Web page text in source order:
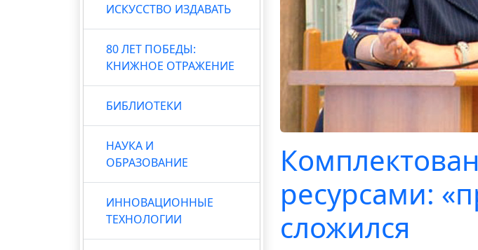
ИСКУССТВО ИЗДАВАТЬ
80 ЛЕТ ПОБЕДЫ:
КНИЖНОЕ ОТРАЖЕНИЕ
БИБЛИОТЕКИ
НАУКА И
ОБРАЗОВАНИЕ
ИННОВАЦИОННЫЕ
ТЕХНОЛОГИИ
ресурсами:
сложился